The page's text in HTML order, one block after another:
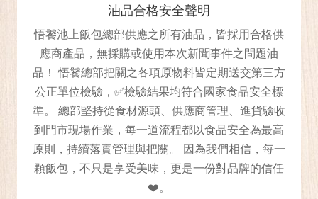
油品合格安全聲明
悟饕池上飯包總部供應之所有油品，皆採用合格供
應商產品，無採購或使用本次新聞事件之問題油
品！ 悟饕總部把關之各項原物料皆定期送交第三方
公正單位檢驗，✅檢驗結果均符合國家食品安全標
準。 總部堅持從食材源頭、供應商管理、進貨驗收
到門市現場作業，每一道流程都以食品安全為最高
原則，持續落實管理與把關。 因為我們相信，每一
顆飯包，不只是享受美味，更是一份對品牌的信任
❤️。